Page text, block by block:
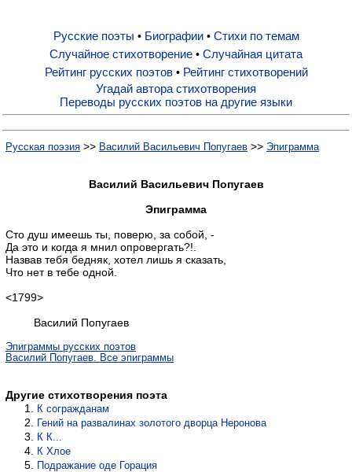
Русские поэты
Биографии
Стихи по темам
Случайное стихотворение
Случайная цитата
Рейтинг русских поэтов
Рейтинг стихотворений
Русские поэты • Биографии• Стихи по темам
Случайное стихотворение • Случайная цитата
Рейтинг русских поэтов• Рейтинг стихотворений
Угадай автора стихотворения
Переводы русских поэтов на другие языки
Русская поэзия >> Василий Васильевич Попугаев >> Эпиграмма
Василий Васильевич Попугаев
Эпиграмма
Сто душ имеешь ты, поверю, за собой, -
Да это и когда я мнил опровергать?!.
Назвав тебя бедняк, хотел лишь я сказать,
Что нет в тебе одной.
<1799>
Василий Попугаев
Эпиграммы русских поэтов
Василий Попугаев. Все эпиграммы
Другие стихотворения поэта
К согражданам
Гений на развалинах золотого дворца Неронова
К К...
К Хлое
Подражание оде Горация